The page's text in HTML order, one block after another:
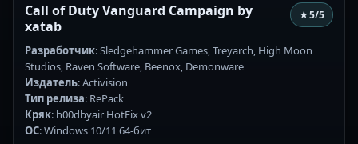
Call of Duty Vanguard Campaign by
xatab
★5/5
Разработчик: Sledgehammer Games, Treyarch, High Moon
Studios, Raven Software, Beenox, Demonware
Издатель: Activision
Тип релиза: RePack
Кряк: h00dbyair HotFix v2
ОС: Windows 10/11 64-бит